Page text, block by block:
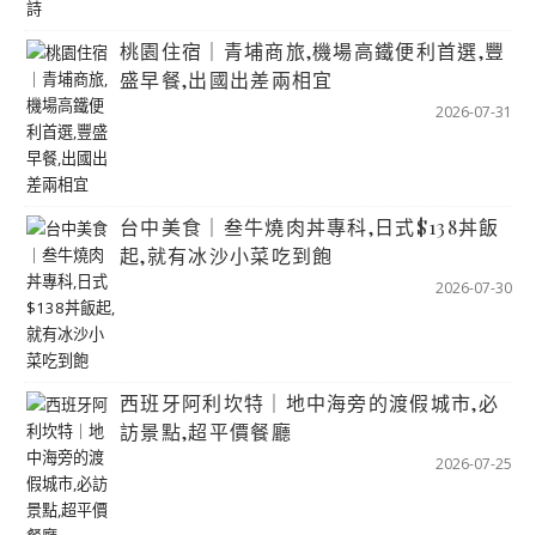
桃園住宿｜青埔商旅,機場高鐵便利首選,豐
盛早餐,出國出差兩相宜
2026-07-31
台中美食｜叁牛燒肉丼專科,日式$138丼飯
起,就有冰沙小菜吃到飽
2026-07-30
西班牙阿利坎特｜地中海旁的渡假城市,必
訪景點,超平價餐廳
2026-07-25